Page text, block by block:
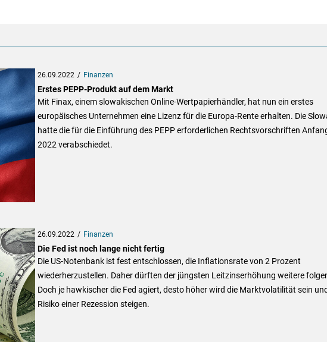
26.09.2022 Finanzen
Erstes PEPP-Produkt auf dem Markt
Mit Finax, einem slowakischen Online-Wertpapierhändler, hat nun ein erstes
europäisches Unternehmen eine Lizenz für die Europa-Rente erhalten. Die
hatte die für die Einführung des PEPP erforderlichen Rechtsvorschriften
2022 verabschiedet.
26.09.2022 Finanzen
Die Fed ist noch lange nicht fertig
Die US-Notenbank ist fest entschlossen, die Inflationsrate von 2 Prozent
wiederherzustellen. Daher dürften der jüngsten Leitzinserhöhung weitere
Doch je hawkischer die Fed agiert, desto höher wird die Marktvolatilität sein
Risiko einer Rezession steigen.